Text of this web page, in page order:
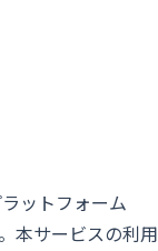
ットフォーム
本サービスの利用